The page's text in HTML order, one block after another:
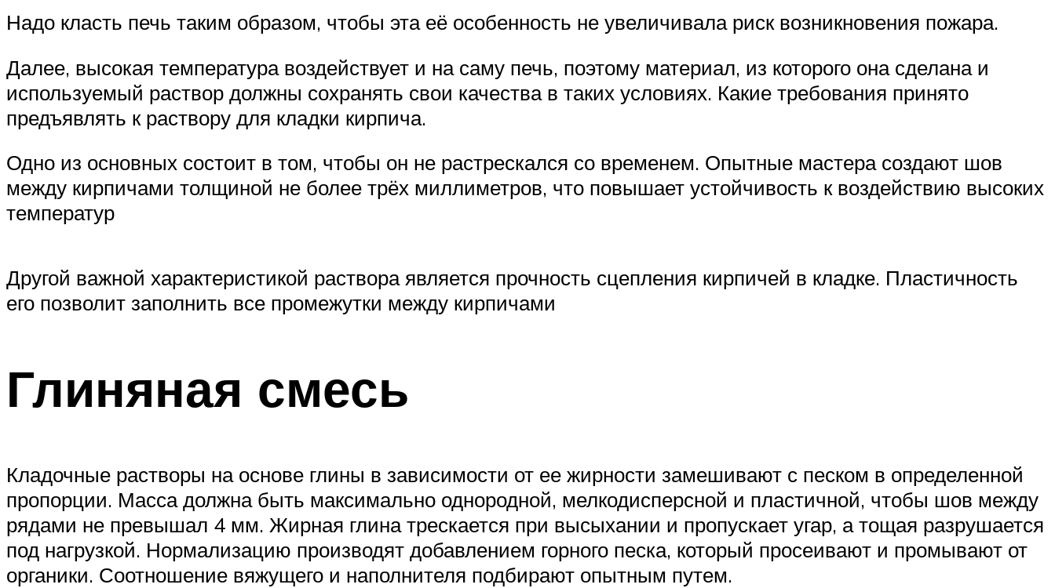
Надо класть печь таким образом, чтобы эта её особенность не увеличивала риск возникновения пожара.
Далее, высокая температура воздействует и на саму печь, поэтому материал, из которого она сделана и
используемый раствор должны сохранять свои качества в таких условиях. Какие требования принято
предъявлять к раствору для кладки кирпича.
Одно из основных состоит в том, чтобы он не растрескался со временем. Опытные мастера создают шов
между кирпичами толщиной не более трёх миллиметров, что повышает устойчивость к воздействию высоких
температур
Другой важной характеристикой раствора является прочность сцепления кирпичей в кладке. Пластичность
его позволит заполнить все промежутки между кирпичами
Глиняная смесь
Кладочные растворы на основе глины в зависимости от ее жирности замешивают с песком в определенной
пропорции. Масса должна быть максимально однородной, мелкодисперсной и пластичной, чтобы шов между
рядами не превышал 4 мм. Жирная глина трескается при высыхании и пропускает угар, а тощая разрушается
под нагрузкой. Нормализацию производят добавлением горного песка, который просеивают и промывают от
органики. Соотношение вяжущего и наполнителя подбирают опытным путем.